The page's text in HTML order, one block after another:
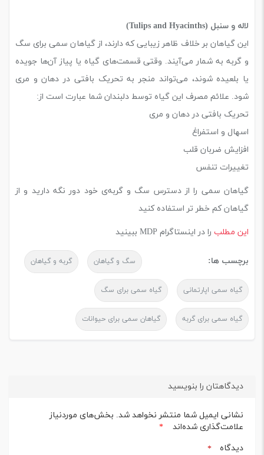
لاله و سنبل (Tulips and Hyacinths)
این گیاهان بر خلاف ظاهر زیبایی که دارند، از گیاهان سمی برای سگ
و گربه به شمار می‌آیند. وقتی قسمت‌های گیاه یا پیاز آن‌ها جویده
یا بلعیده شوند، می‌تواند منجر به تحریک بافتی در دهان و مری
شود. علائم مصرف این گیاه توسط دلبندان شما عبارت است از:
تحریک بافتی در دهان و مری
اسهال و استفراغ
افزایش ضربان قلب
تغییرات تنفس
گیاهان سمی را از دسترس سگ و گربه‌ی خود دور نگه دارید و از
گیاهان کم خطر تر استفاده کنید
این مطلب را در اینستاگرام MDP ببینید
برچسب ها: سگ و گیاهان گربه و گیاهان
گیاه سمی اپارتمانی گیاه سمی برای سگ
گیاه سمی برای گربه گیاهان سمی برای حیوانات
دیدگاهتان را بنویسید
نشانی ایمیل شما منتشر نخواهد شد. بخش‌های موردنیاز
علامت‌گذاری شده‌اند
*
دیدگاه
*